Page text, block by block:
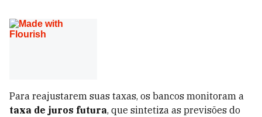
Para reajustarem suas taxas, os bancos monitoram a
taxa de juros futura, que sintetiza as previsões do